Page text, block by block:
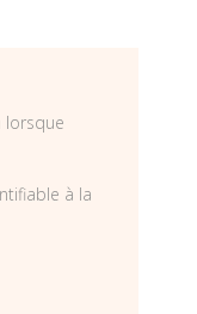
lorsque
à la